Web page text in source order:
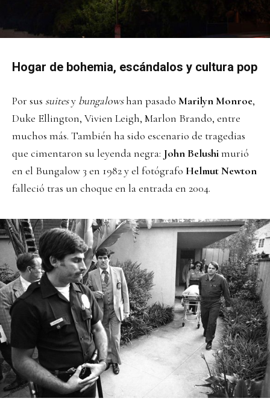
Hogar de bohemia, escándalos y cultura pop
Por sus suitesy bungalowshan pasado Marilyn Monroe,
Duke Ellington, Vivien Leigh, Marlon Brando, entre
muchos más. También ha sido escenario de tragedias
que cimentaron su leyenda negra: John Belushimurió
en el Bungalow 3 en 1982 y el fotógrafo Helmut Newton
falleció tras un choque en la entrada en 2004.